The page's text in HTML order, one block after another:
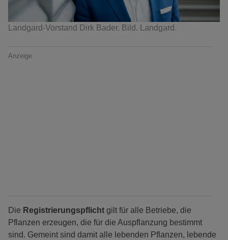
Landgard-Vorstand Dirk Bader. Bild. Landgard.
Anzeige
Die Registrierungspflicht gilt für alle Betriebe, die
Pflanzen erzeugen, die für die Auspflanzung bestimmt
sind. Gemeint sind damit alle lebenden Pflanzen, lebende